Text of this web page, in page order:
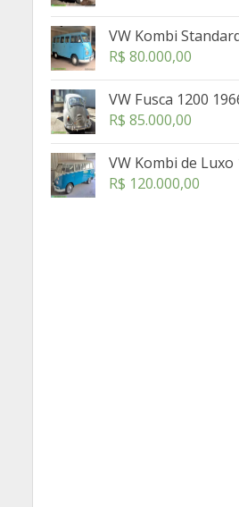
VW Kombi
R$ 80.000,00
VW Fusca 1200
R$ 85.000,00
VW Kombi de Luxo
R$ 120.000,00